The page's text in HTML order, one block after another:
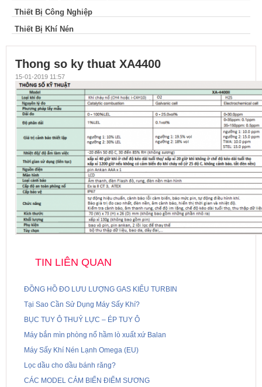
Thiết Bị Công Nghiệp
Thiết Bị Khí Nén
Thong so ky thuat XA4400
15-01-2019 11:57
TIN LIÊN QUAN
ĐỒNG HỒ ĐO LƯU LƯỢNG GAS KIỂU TURBIN
Tại Sao Cần Sử Dụng Máy Sấy Khí?
BỤC TUY Ô THUỶ LỰC – ÉP TUY Ô
Máy bắn mìn phòng nổ hầm lò xuất xứ Balan
Máy Sấy Khí Nén Lạnh Omega (EU)
Lọc dầu cho dầu bánh răng?
CÁC MODEL CẢM BIẾN ĐIỂM SƯƠNG